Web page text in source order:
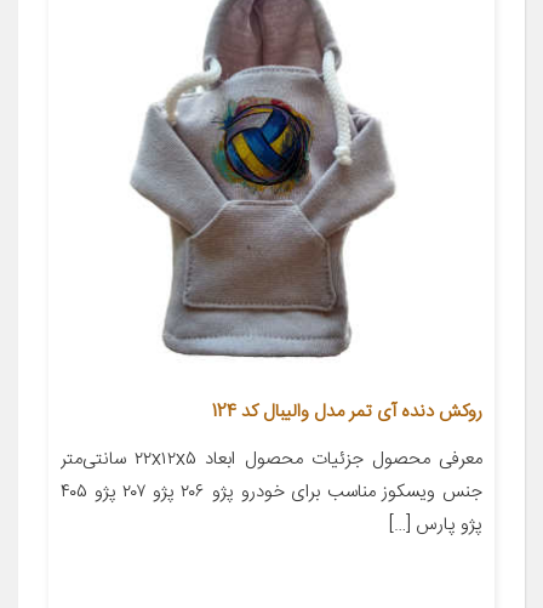
روکش دنده آی تمر مدل والیبال کد 124
معرفی محصول جزئیات محصول ابعاد ۲۲x۱۲x۵ سانتی‌متر
جنس ویسکوز مناسب برای خودرو پژو ۲۰۶ پژو ۲۰۷ پژو ۴۰۵
پژو پارس […]